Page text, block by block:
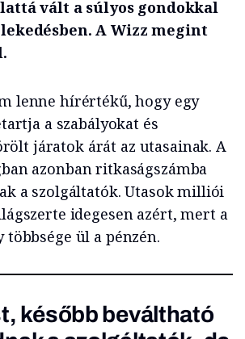
vált a súlyos gondokkal
A Wizz megint
lenne hírértékű, hogy egy
a szabályokat és
járatok árát az utasainak. A
azonban ritkaságszámba
a szolgáltatók. Utasok milliói
idegesen azért, mert a
ül a pénzén.
később beváltható